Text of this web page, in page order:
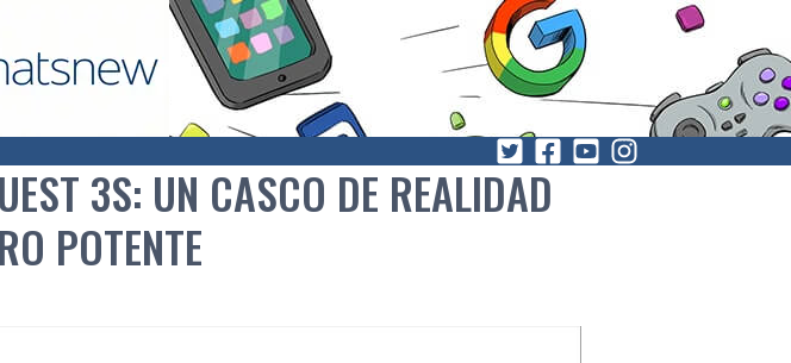
3S: UN CASCO DE REALIDAD
POTENTE